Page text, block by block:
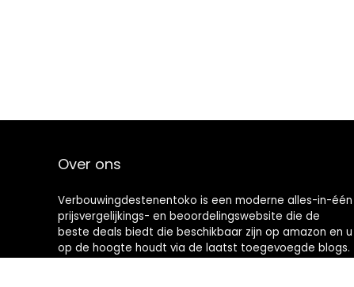
Over ons
Verbouwingdestenentoko is een moderne alles-in-één
prijsvergelijkings- en beoordelingswebsite die de
beste deals biedt die beschikbaar zijn op amazon en u
op de hoogte houdt via de laatst toegevoegde blogs.